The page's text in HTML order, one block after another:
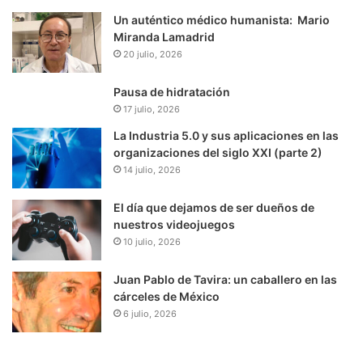
Un auténtico médico humanista: Mario
Miranda Lamadrid
20 julio, 2026
Pausa de hidratación
17 julio, 2026
La Industria 5.0 y sus aplicaciones en las
organizaciones del siglo XXI (parte 2)
14 julio, 2026
El día que dejamos de ser dueños de
nuestros videojuegos
10 julio, 2026
Juan Pablo de Tavira: un caballero en las
cárceles de México
6 julio, 2026